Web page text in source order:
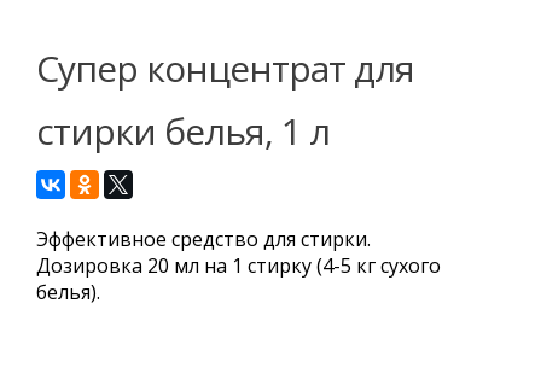
Супер концентрат для
стирки белья, 1 л
Эффективное средство для стирки.
Дозировка 20 мл на 1 стирку (4-5 кг сухого
белья).